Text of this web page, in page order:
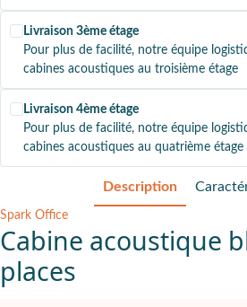
Livraison 3ème étage
Pour plus de facilité, notre équipe
cabines acoustiques au troisième étage
Livraison 4ème étage
Pour plus de facilité, notre équipe
cabines acoustiques au quatrième étage
Description
Spark Office
Cabine acoustique
places